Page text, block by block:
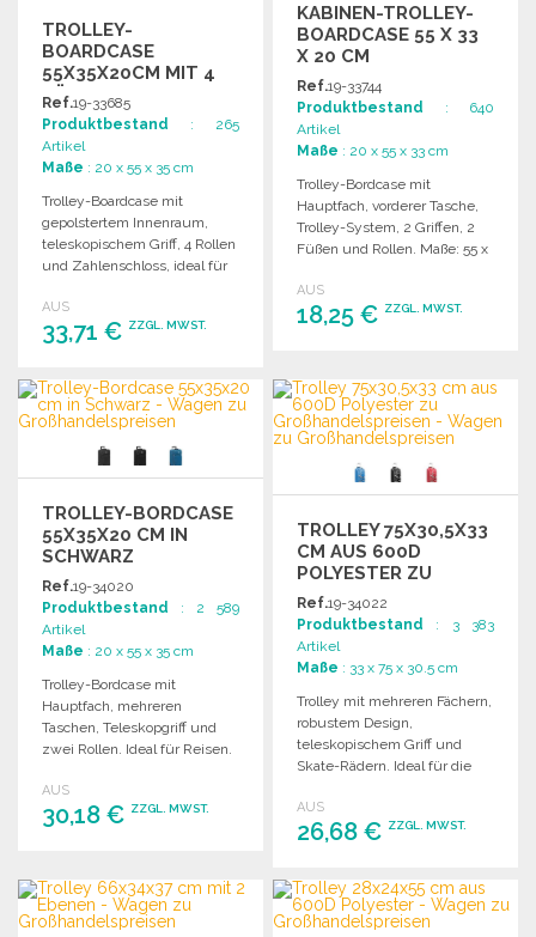
TROLLEY-
BOARDCASE
55X35X20CM MIT 4
RÄDERN ZU
GROSSHANDELSPREISEN
Ref.19-33685
Produktbestand : 265
Artikel
Maße : 20 x 55 x 35 cm
Trolley-Boardcase mit
gepolstertem Innenraum,
teleskopischem Griff, 4 Rollen
und Zahlenschloss, ideal für
55x35x20cm.
AUS
33,71 € ZZGL. MWST.
BESTELLEN
Angebot anfordern
KABINEN-TROLLEY-
BOARDCASE 55 X 33
X 20 CM
Ref.19-33744
Produktbestand : 640
Artikel
Maße : 20 x 55 x 33 cm
Trolley-Bordcase mit
Hauptfach, vorderer Tasche,
Trolley-System, 2 Griffen, 2
Füßen und Rollen. Maße: 55 x
AUS
18,25 € ZZGL. MWST.
Angebot anfordern
TROLLEY-BORDCASE
55X35X20 CM IN
SCHWARZ
Ref.19-34020
Produktbestand : 2 589
Artikel
Maße : 20 x 55 x 35 cm
Trolley-Bordcase mit
Hauptfach, mehreren
Taschen, Teleskopgriff und
zwei Rollen. Ideal für Reisen.
AUS
30,18 € ZZGL. MWST.
Angebot anfordern
TROLLEY 75X30,5X33
CM AUS 600D
POLYESTER ZU
GROSSHANDELSPREISEN
Ref.19-34022
Produktbestand : 3 383
Artikel
Maße : 33 x 75 x 30.5 cm
Trolley mit mehreren Fächern,
robustem Design,
teleskopischem Griff und
Skate-Rädern. Ideal für die
AUS
26,68 € ZZGL. MWST.
BESTELLEN
Angebot anfordern